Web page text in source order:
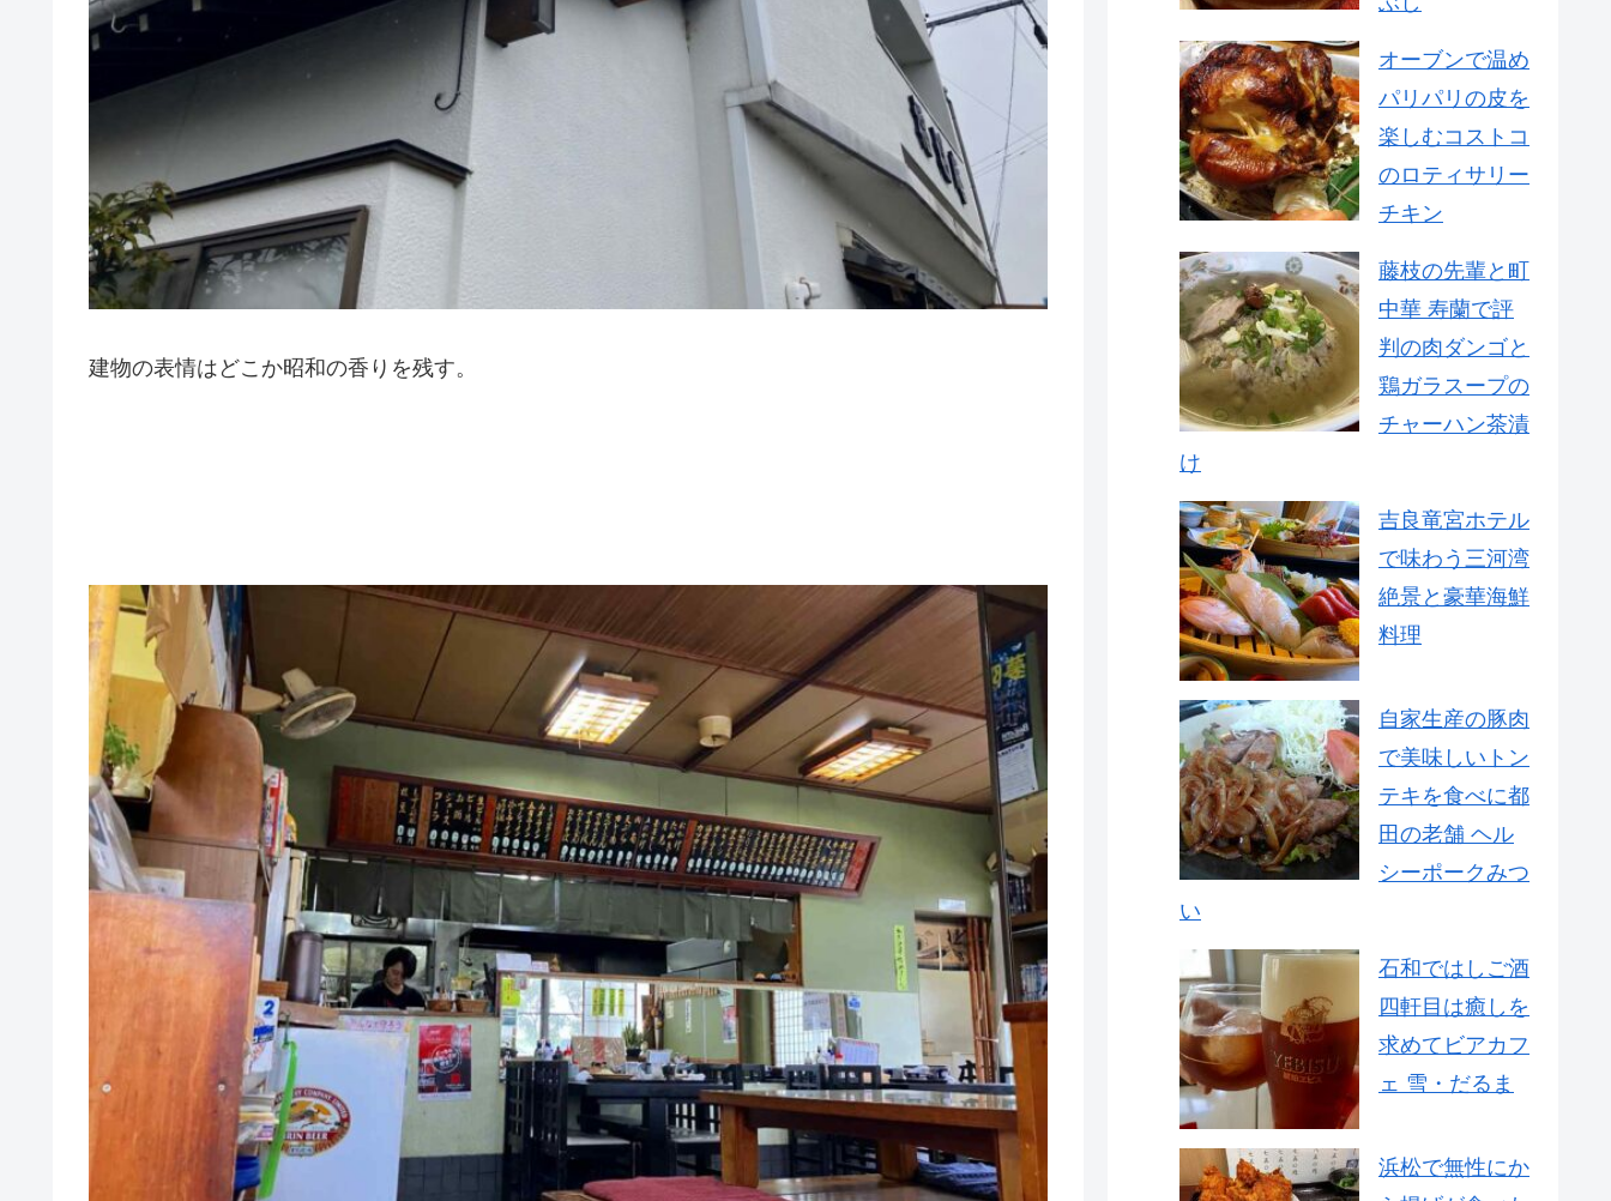
建物の表情はどこか昭和の香りを残す。
オーブンで温め
パリパリの皮を
楽しむコストコ
のロティサリー
チキン
藤枝の先輩と町
中華 寿蘭で評
判の肉ダンゴと
鶏ガラスープの
チャーハン茶漬
け
吉良竜宮ホテル
で味わう三河湾
絶景と豪華海鮮
料理
自家生産の豚肉
で美味しいトン
テキを食べに都
田の老舗 ヘル
シーポークみつ
い
石和ではしご酒
四軒目は癒しを
求めてビアカフ
ェ 雪・だるま
浜松で無性にか